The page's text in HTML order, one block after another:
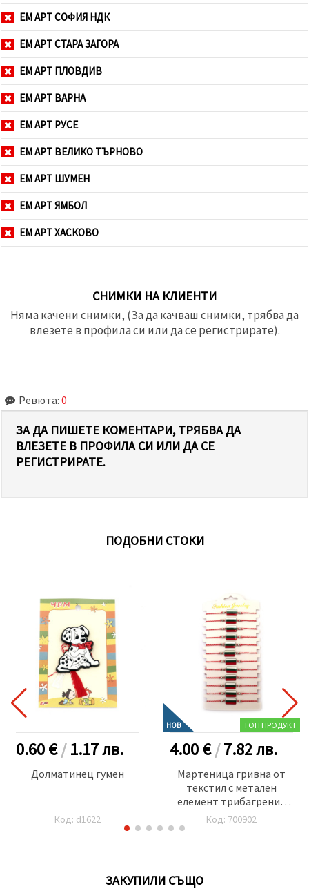
ЕМ АРТ СОФИЯ НДК
ЕМ АРТ СТАРА ЗАГОРА
ЕМ АРТ ПЛОВДИВ
ЕМ АРТ ВАРНА
ЕМ АРТ РУСЕ
ЕМ АРТ ВЕЛИКО ТЪРНОВО
ЕМ АРТ ШУМЕН
ЕМ АРТ ЯМБОЛ
ЕМ АРТ ХАСКОВО
СНИМКИ НА КЛИЕНТИ
Няма качени снимки, (За да качваш снимки, трябва да
влезете в профила си или да се регистрирате).
Ревюта: 0
ЗА ДА ПИШЕТЕ КОМЕНТАРИ, ТРЯБВА ДА
ВЛЕЗЕТЕ В ПРОФИЛА СИ ИЛИ ДА СЕ
РЕГИСТРИРАТЕ.
ПОДОБНИ СТОКИ
0.60 €/1.17лв.
Долматинец гумен
Код: d1622
НОВ ТОП ПРОДУКТ
4.00 €/7.82лв.
Мартеница гривна от
текстил с метален
елемент трибагреник
-12 броя
Код: 700902
ЗАКУПИЛИ СЪЩО